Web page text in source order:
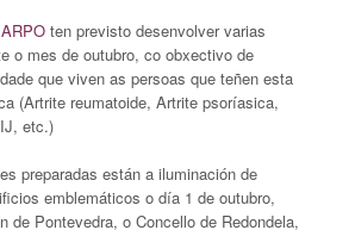
ten previsto desenvolver varias
o mes de outubro, co obxectivo de
que viven as persoas que teñen esta
(Artrite reumatoide, Artrite psoríasica,
etc.)
preparadas están a iluminación de
emblemáticos o día 1 de outubro,
de Pontevedra, o Concello de Redondela,